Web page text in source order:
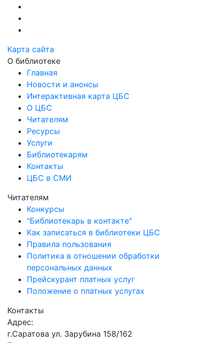
Карта сайта
О библиотеке
Главная
Новости и анонсы
Интерактивная карта ЦБС
О ЦБС
Читателям
Ресурсы
Услуги
Библиотекарям
Контакты
ЦБС в СМИ
Читателям
Конкурсы
"Библиотекарь в контакте"
Как записаться в библиотеки ЦБС
Правила пользования
Политика в отношении обработки
персональных данных
Прейскурант платных услуг
Положение о платных услугах
Контакты
Адрес:
г.Саратова ул. Зарубина 158/162